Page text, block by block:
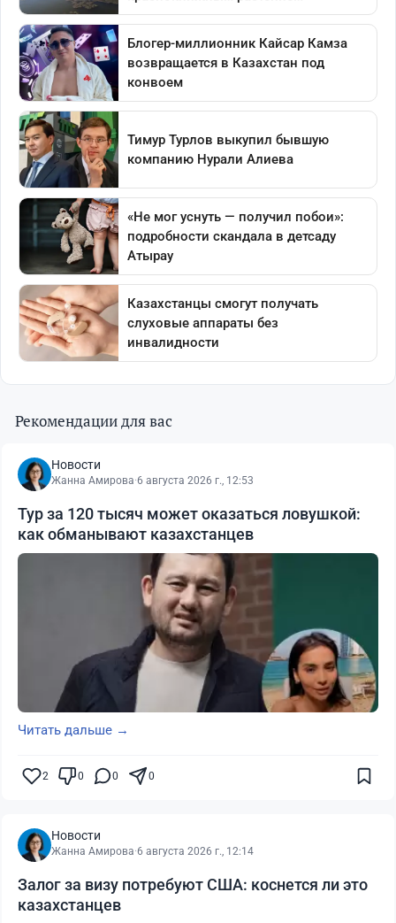
Рекомендации для вас
Новости
Жанна Амирова·6 августа 2026 г., 12:53
Тур за 120 тысяч может оказаться ловушкой:
как обманывают казахстанцев
Читать дальше →
2 0 0 0
Новости
Жанна Амирова·6 августа 2026 г., 12:14
Залог за визу потребуют США: коснется ли это
казахстанцев